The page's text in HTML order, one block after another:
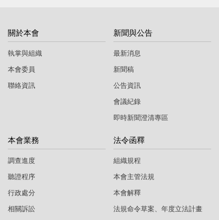
關於本會
執掌與組織
本會委員
聯絡資訊
新聞與公告
最新消息
新聞稿
公告資訊
會議紀錄
即時新聞澄清專區
本會業務
調查進度
聽證程序
行政處分
相關訴訟
法令函釋
組織規程
本會主管法規
本會解釋
法規命令草案、年度立法計畫